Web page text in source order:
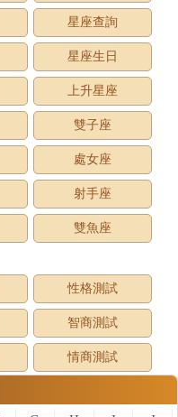
星座查詢
星座生日
上升星座
雙子座
處女座
射手座
雙魚座
性格測試
智商測試
情商測試